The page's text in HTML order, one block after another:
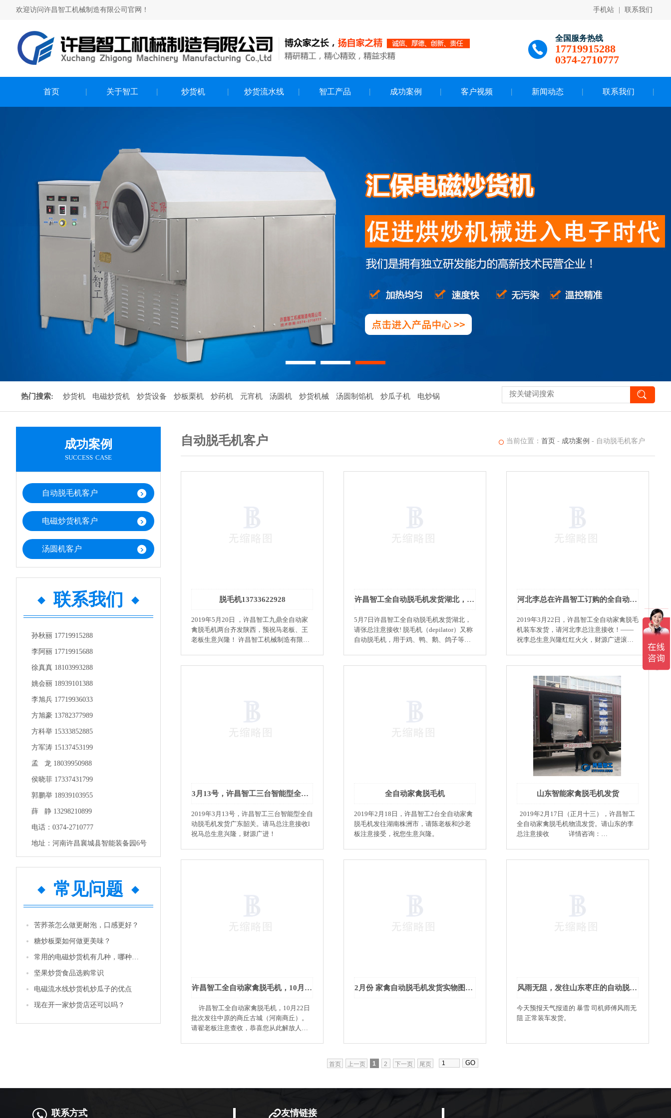
欢迎访问许昌智工机械制造有限公司官网！ 手机站 联系我们
全国服务热线
17719915288
0374-2710777
首页 关于智工 炒货机 炒货流水线 智工产品 成功案例 客户视频 新闻动态 联系我们
热门搜索: 炒货机 电磁炒货机 炒货设备 炒板栗机 炒药机 元宵机 汤圆机 炒货机械 汤圆制馅机 炒瓜子机 电炒锅
成功案例
success case
自动脱毛机客户
电磁炒货机客户
汤圆机客户
联系我们
孙秋丽 17719915288
李阿丽 17719915688
徐真真 18103993288
姚会丽 18939101388
李旭兵 17719936033
方旭豪 13782377989
方科举 15333852885
方军涛 15137453199
孟 龙 18039950988
侯晓菲 17337431799
郭鹏举 18939103955
薛 静 13298210899
电话：0374-2710777
地址：河南许昌襄城县智能装备园6号
常见问题
苦荞茶怎么做更耐泡，口感更好？
糖炒板栗如何做更美味？
常用的电磁炒货机有几种，哪种性价比更高一些？
坚果炒货食品选购常识
电磁流水线炒货机炒瓜子的优点
现在开一家炒货店还可以吗？
自动脱毛机客户 当前位置： 首页 - 成功案例 - 自动脱毛机客户
脱毛机13733622928
2019年5月20日 ，许昌智工九鼎全自动家
禽脱毛机两台齐发陕西，预祝马老板、王
老板生意兴隆！ 许昌智工机械制造有限公
许昌智工全自动脱毛机发货湖北，请张总注意接收!
5月7日许昌智工全自动脱毛机发货湖北，
请张总注意接收! 脱毛机（depilator）又称
自动脱毛机，用于鸡、鸭、鹅、鸽子等宰
水中放一些食盐，以避免煺毛时表皮破
水中烫，并用木棒搅动一下，使其全身烫
的均匀。 5、将烫好的鸡鸭放入机器内，一
次投放1-5只都可 6、打上闸刀开关，机器
启动、一边运转，一边在家禽身上加水，
最好是热水，煺下的羽毛、污物随着水流
一起出，水可循环利用，一分钟就煺尽羽
河北李总在许昌智工订购的全自动家禽脱毛机装车发货啦！！！
2019年3月22日，许昌智工全自动家禽脱毛
机装车发货，请河北李总注意接收！——
祝李总生意兴隆红红火火，财源广进滚滚
3月13号，许昌智工三台智能型全自动脱毛机发货广东韶关，请马总注意接收
2019年3月13号，许昌智工三台智能型全自
动脱毛机发货广东韶关。请马总注意接收l
祝马总生意兴隆，财源广进！
全自动家禽脱毛机
2019年2月18日，许昌智工2台全自动家禽
脱毛机发往湖南株洲市，请陈老板和沙老
板注意接受，祝您生意兴隆。
山东智能家禽脱毛机发货
2019年2月17日（正月十三），许昌智工
全自动家禽脱毛机物流发货。请山东的李
总注意接收 详情咨询：
许昌智工全自动家禽脱毛机，10月22日批次发往中原的商丘古城（河南商丘）。
许昌智工全自动家禽脱毛机，10月22日
批次发往中原的商丘古城（河南商丘）。
请翟老板注意查收，恭喜您从此解放人
2月份 家禽自动脱毛机发货实物图片 部分 风雨无阻，发往山东枣庄的自动脱毛机装车实拍图片
今天预报天气报道的 暴雪 司机师傅风雨无
阻 正常装车发货。
首页 上一页 1 2 下一页 尾页
联系方式 友情链接